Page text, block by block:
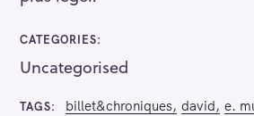
CATEGORIES
Uncategorised
TAGS billet&chroniques david e.